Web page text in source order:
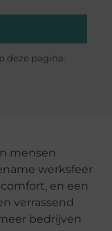
deze pagina.
mensen
werksfeer
en een
verrassend
bedrijven